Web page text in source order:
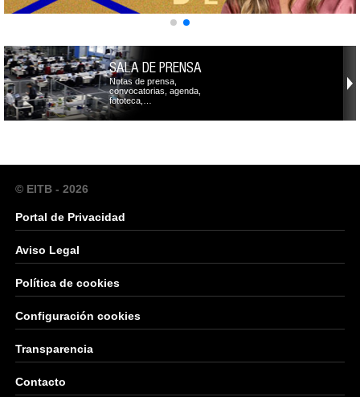
SALA DE PRENSA
Notas de prensa,
convocatorias, agenda,
fototeca,…
© EITB - 2026
Portal de Privacidad
Aviso Legal
Política de cookies
Configuración cookies
Transparencia
Contacto